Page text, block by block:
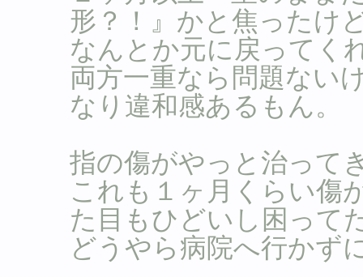
形？！』かと焦ったけ
なんとか元に戻ってく
両方一重なら問題ない
なり違和感あるもん。
指の傷がやっと治って
これも１ヶ月くらい傷
た目もひどいし困って
どうやら病院へ行かず